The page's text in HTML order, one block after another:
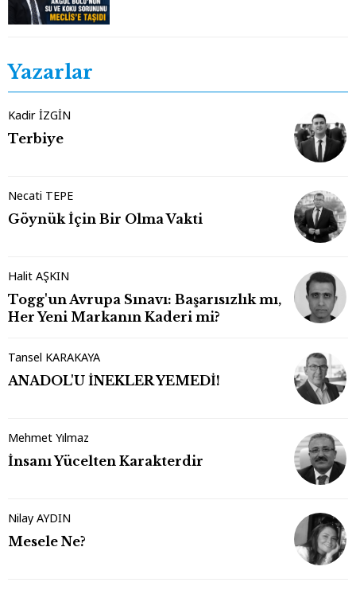
Yazarlar
Kadir İZGİN
Terbiye
Necati TEPE
Göynük İçin Bir Olma Vakti
Halit AŞKIN
Togg'un Avrupa Sınavı: Başarısızlık mı,
Her Yeni Markanın Kaderi mi?
Tansel KARAKAYA
ANADOL'U İNEKLER YEMEDİ!
Mehmet Yılmaz
İnsanı Yücelten Karakterdir
Nilay AYDIN
Mesele Ne?